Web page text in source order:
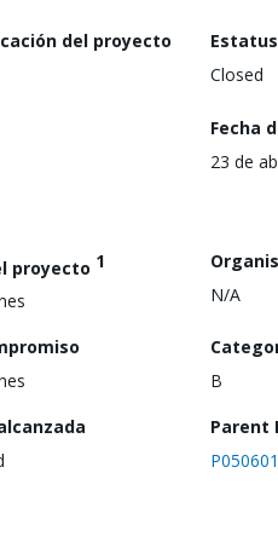
del proyecto
Estatus
Closed
Fecha
23 de
proyecto 1
N/A
B
Parent
P050601